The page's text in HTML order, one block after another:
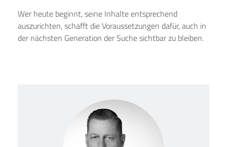
Wer heute beginnt, seine Inhalte entsprechend
auszurichten, schafft die Voraussetzungen dafür, auch in
der nächsten Generation der Suche sichtbar zu bleiben.